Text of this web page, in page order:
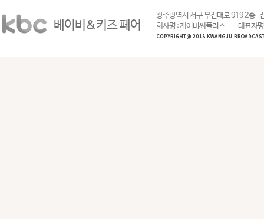
베이비&키즈 페어
광주광역시 서구 무진대로 919 2층
회사명 : 케이비씨플러스
대표자